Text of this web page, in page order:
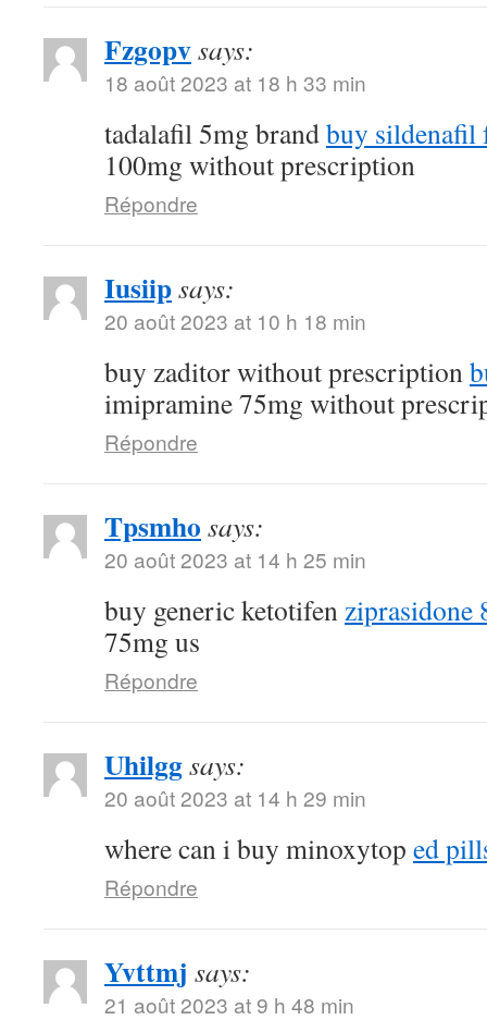
Fzgopvsays:
18 août 2023 at 18 h 33 min
tadalafil 5mg brandbuy sildenafil
100mg without prescription
Répondre
Iusiipsays:
20 août 2023 at 10 h 18 min
buy zaditor without prescription
imipramine 75mg without
Répondre
Tpsmho says:
20 août 2023 at 14 h 25 min
buy generic ketotifenziprasidone
75mg us
Répondre
Uhilggsays:
20 août 2023 at 14 h 29 min
where can i buy minoxytop ed
Répondre
Yvttmj says:
21 août 2023 at 9 h 48 min